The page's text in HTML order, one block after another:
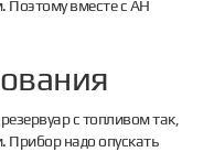
Поэтому вместе с АН
с топливом так,
Прибор надо опускать